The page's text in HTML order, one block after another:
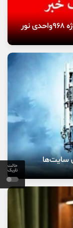
حالت
تاریک
سایت‌ها